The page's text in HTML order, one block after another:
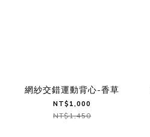
網紗交錯運動背心-香草
NT$1,000
NT$1,450